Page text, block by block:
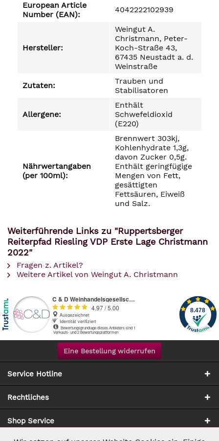
European Article
Number (EAN):
4042222102939
Hersteller:
Weingut A.
Christmann, Peter-
Koch-Straße 43,
67435 Neustadt a. d.
Weinstraße
Zutaten:
Trauben und
Stabilisatoren
Allergene:
Enthält
Schwefeldioxid
(E220)
Nährwertangaben
(per 100ml):
Brennwert 303kj,
Kohlenhydrate 1,3g,
davon Zucker 0,5g.
Enthält geringfügige
Mengen von Fett,
gesättigten
Fettsäuren, Eiweiß
und Salz.
Weiterführende Links zu "Ruppertsberger
Reiterpfad Riesling VDP Erste Lage Christmann
2022"
Fragen z. Artikel?
Weitere Artikel von Weingut A. Christmann
Eine Bestellung widerrufen
Service Hotline
Rechtliches
Shop Service